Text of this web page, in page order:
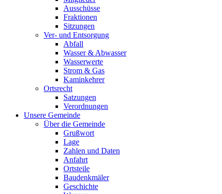
Ausschüsse
Fraktionen
Sitzungen
Ver- und Entsorgung
Abfall
Wasser & Abwasser
Wasserwerte
Strom & Gas
Kaminkehrer
Ortsrecht
Satzungen
Verordnungen
Unsere Gemeinde
Über die Gemeinde
Grußwort
Lage
Zahlen und Daten
Anfahrt
Ortsteile
Baudenkmäler
Geschichte